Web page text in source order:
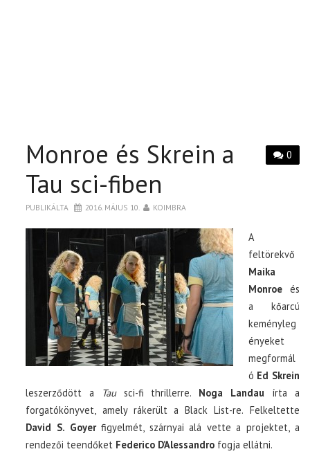
0
Monroe és Skrein a
Tau sci-fiben
PUBLIKÁLTA 2016. MÁJUS 10. KOIMBRA
A
feltörekvő
Maika
Monroe és
a kőarcú
keményleg
ényeket
megformál
ó Ed Skrein
leszerződött a
Tausci-fi thrillerre. Noga Landau írta a
forgatókönyvet, amely rákerült a Black List-re. Felkeltette
David S. Goyerfigyelmét, szárnyai alá vette a projektet, a
rendezői teendőket Federico D’Alessandro fogja ellátni.